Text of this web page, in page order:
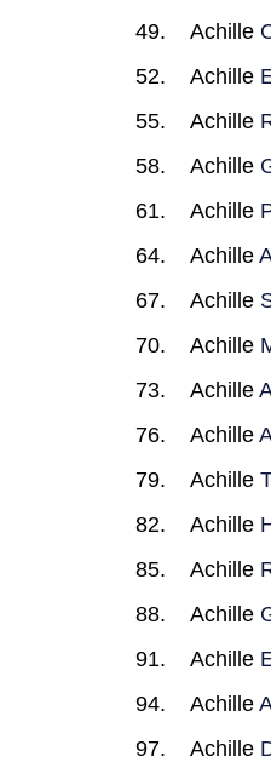
Achille
Achille
Achille
Achille
Achille
Achille
Achille
Achille
Achille
Achille
Achille
Achille
Achille
Achille
Achille
Achille
Achille